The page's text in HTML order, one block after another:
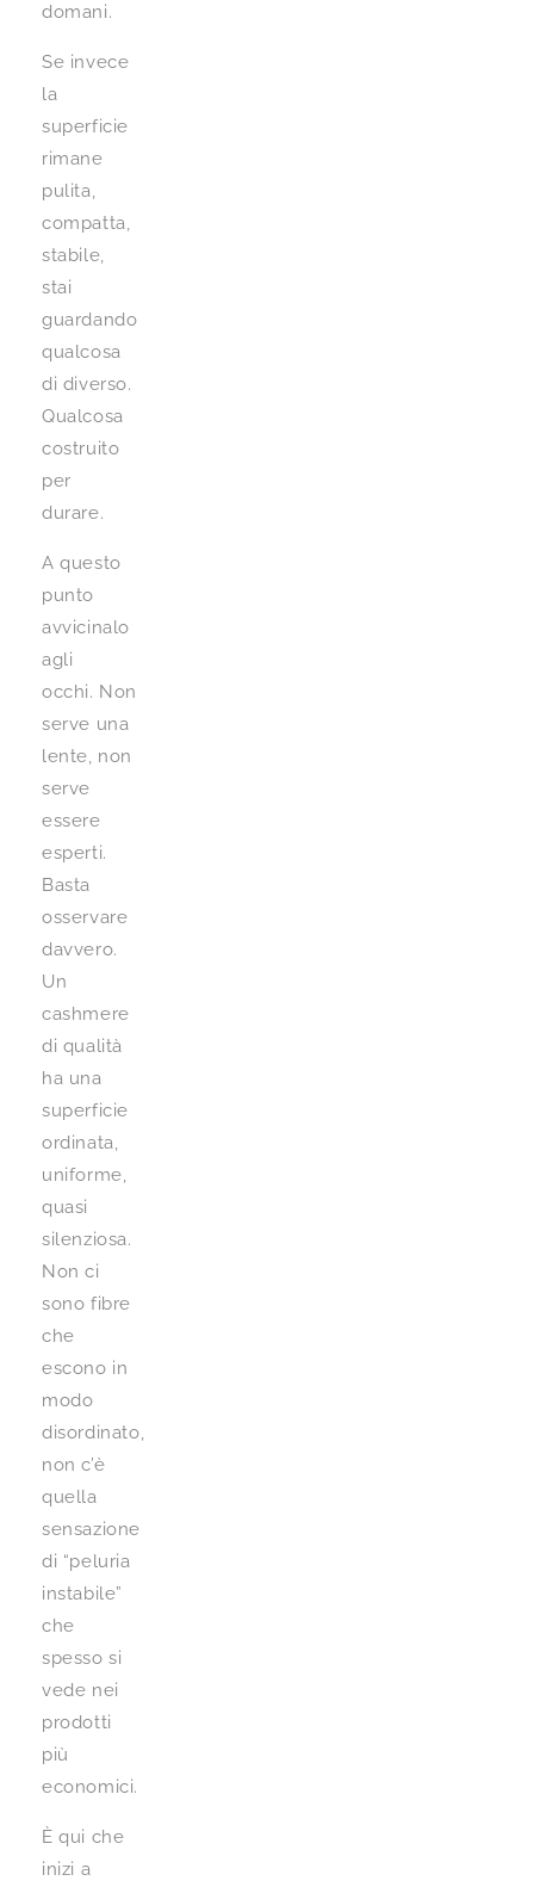
domani.
Se invece
la
superficie
rimane
pulita,
compatta,
stabile,
stai
guardando
qualcosa
di diverso.
Qualcosa
costruito
per
durare.
A questo
punto
avvicinalo
agli
occhi. Non
serve una
lente, non
serve
essere
esperti.
Basta
osservare
davvero.
Un
cashmere
di qualità
ha una
superficie
ordinata,
uniforme,
quasi
silenziosa.
Non ci
sono fibre
che
escono in
modo
disordinato,
non c’è
quella
sensazione
di “peluria
instabile”
che
spesso si
vede nei
prodotti
più
economici.
È qui che
inizi a